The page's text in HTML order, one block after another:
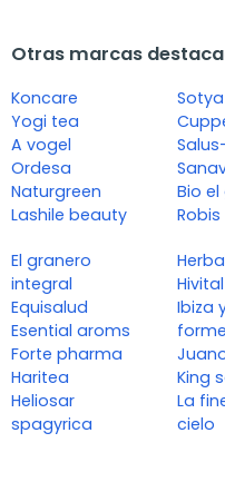
Otras marcas
Koncare
Yogi tea
A vogel
Ordesa
Naturgreen
Lashile beauty
Sotya
Bio
Robis
El granero
integral
Equisalud
Esential aroms
Forte pharma
Haritea
Heliosar
spagyrica
Hivital
Ibiza
King
La
cielo